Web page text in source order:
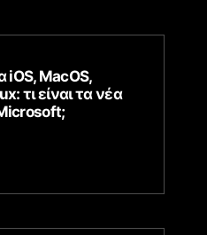
iOS, MacOS,
τι είναι τα νέα